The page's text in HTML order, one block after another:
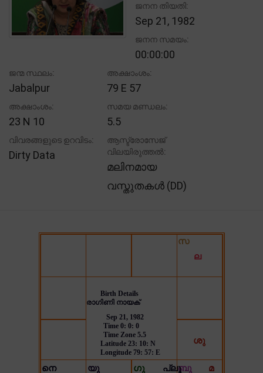
ജനന തിയതി:
Sep 21, 1982
ജനന സമയം:
00:00:00
ജന്മ സ്ഥലം:
Jabalpur
അക്ഷാംശം:
79 E 57
അക്ഷാംശം:
23 N 10
സമയ മണ്ഡലം:
5.5
വിവരങ്ങളുടെ ഉറവിടം:
Dirty Data
ആസ്ട്രോസേജ്
വിലയിരുത്തൽ:
മലിനമായ
വസ്തുതകൾ (DD)